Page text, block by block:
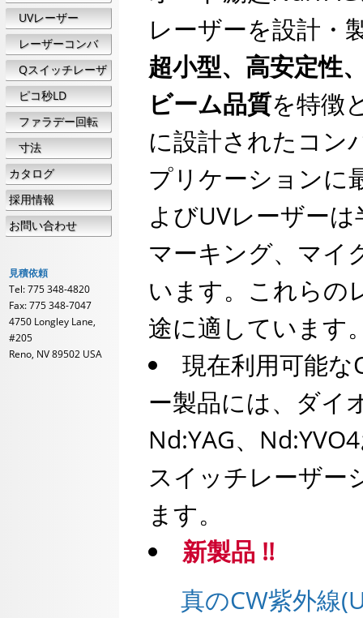
UVレーザー
レーザーコンバ
イナ
Qスイッチレーザ
ー
ピコ秒LD
ファラデー回転
子
寸法
カタログ
採用情報
お問い合わせ
見積依頼
Tel: 775 348-4820
Fax: 775 348-7047
4750 Longley Lane,
#205
Reno, NV 89502 USA
レーザーを設計・
超小型、高安定性
ビーム品質を特徴
に設計されたコン
プリケーションに
よびUVレーザー
マーキング、マイ
います。これらの
途に適しています
現在利用可能
ー製品には、ダイ
Nd:YAG、
スイッチレーザー
ます。
新製品 !!
真のCW紫外線